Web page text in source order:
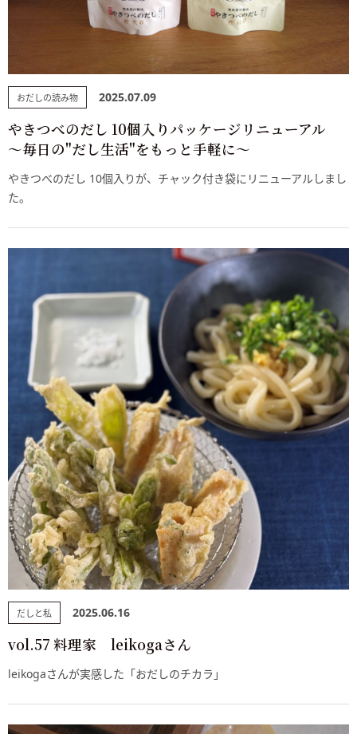
おだしの読み物 2025.07.09
やきつべのだし 10個入りパッケージリニューアル
～毎日の"だし生活"をもっと手軽に～
やきつべのだし 10個入りが、チャック付き袋にリニューアルしまし
た。
だしと私 2025.06.16
vol.57 料理家 leikogaさん
leikogaさんが実感した「おだしのチカラ」